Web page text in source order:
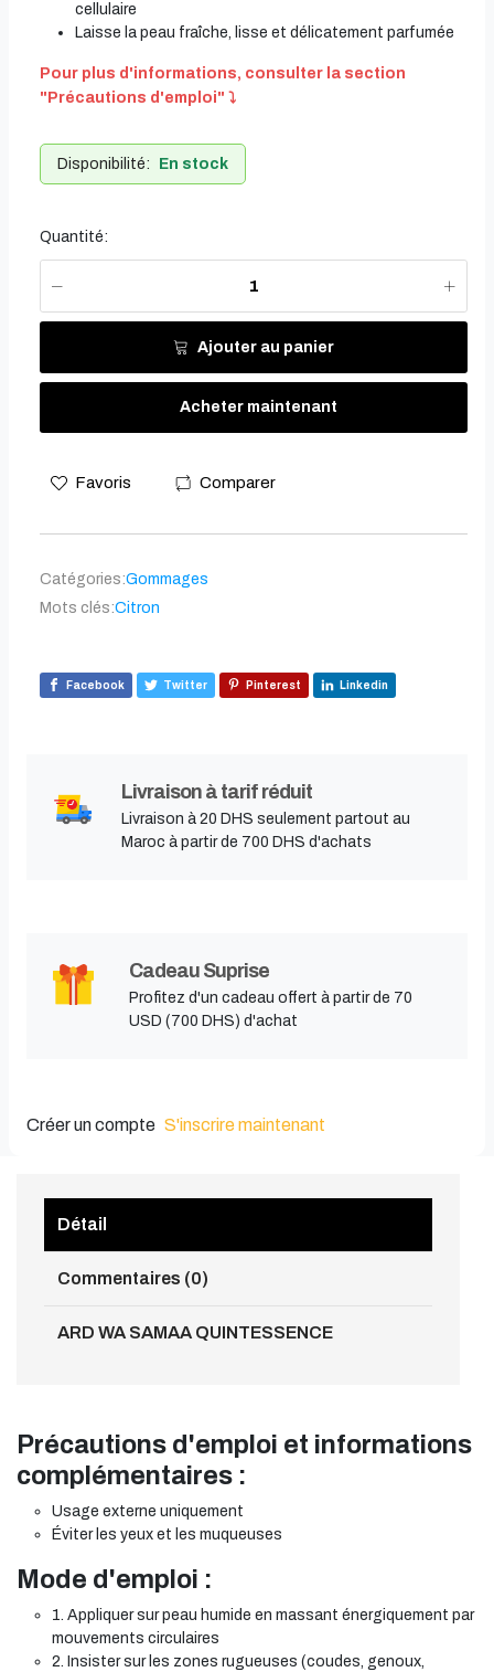
cellulaire
Laisse la peau fraîche, lisse et délicatement parfumée
Pour plus d'informations, consulter la section
"Précautions d'emploi" ⤵️
Disponibilité: En stock
Quantité:
Ajouter au panier
Acheter maintenant
Favoris Comparer
Catégories:Gommages
Mots clés:Citron
Facebook Twitter Pinterest Linkedin
Livraison à tarif réduit
Livraison à 20 DHS seulement partout au
Maroc à partir de 700 DHS d'achats
Cadeau Suprise
Profitez d'un cadeau offert à partir de 70
USD (700 DHS) d'achat
Créer un compte S'inscrire maintenant
Détail
Commentaires (0)
ARD WA SAMAA QUINTESSENCE
Précautions d'emploi et informations
complémentaires :
Usage externe uniquement
Éviter les yeux et les muqueuses
Mode d'emploi :
1. Appliquer sur peau humide en massant énergiquement par
mouvements circulaires
2. Insister sur les zones rugueuses (coudes, genoux,